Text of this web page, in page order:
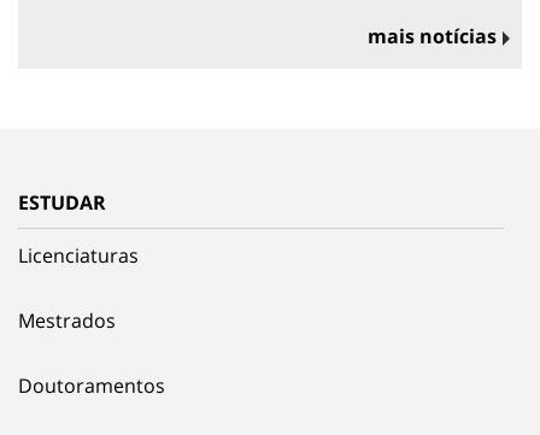
mais notícias
ESTUDAR
Licenciaturas
Mestrados
Doutoramentos